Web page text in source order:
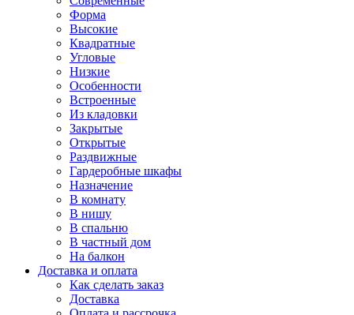
Форма
Высокие
Квадратные
Угловые
Низкие
Особенности
Встроенные
Из кладовки
Закрытые
Открытые
Раздвижные
Гардеробные шкафы
Назначение
В комнату
В нишу
В спальню
В частный дом
На балкон
Доставка и оплата
Как сделать заказ
Доставка